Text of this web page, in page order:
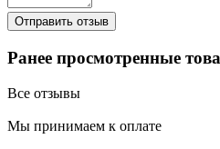
Ранее просмотренные
Все отзывы
Мы принимаем к оплате